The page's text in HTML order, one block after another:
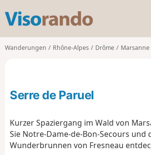
s
o
o
Wanderungen Rhône-Alpes Drôme Marsanne
Serre de Paruel
Kurzer Spaziergang im Wald von
Sie Notre-Dame-de-Bon-Secours und
Wunderbrunnen von Fresneau